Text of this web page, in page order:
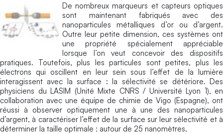
De nombreux marqueurs et capteurs optiques
sont maintenant fabriqués avec des
nanoparticules métalliques d’or ou d’argent.
Outre leur petite dimension, ces systèmes ont
une propriété spécialement appréciable
lorsque l’on veut concevoir des dispositifs
pratiques. Toutefois, plus les particules sont petites, plus les
électrons qui oscillent en leur sein sous l’effet de la lumière
interagissent avec la surface : la sélectivité se détériore. Des
physiciens du LASIM (Unité Mixte CNRS / Université Lyon 1), en
collaboration avec une équipe de chimie de Vigo (Espagne), ont
réussi à observer optiquement une à une des nanoparticules
d’argent, à caractériser l’effet de la surface sur leur sélectivité et à
déterminer la taille optimale : autour de 25 nanomètres.